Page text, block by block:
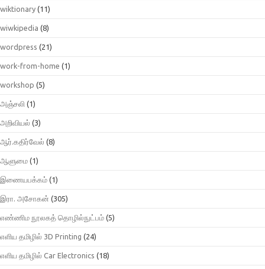
wiktionary (11)
wiwkipedia (8)
wordpress (21)
work-from-home (1)
workshop (5)
அஞ்சலி (1)
அறிவியல் (3)
ஆர்.கதிர்வேல் (8)
ஆளுமை (1)
இணையபக்கம் (1)
இரா. அசோகன் (305)
எண்ணிம நூலகத் தொழில்நுட்பம் (5)
எளிய தமிழில் 3D Printing (24)
எளிய தமிழில் Car Electronics (18)